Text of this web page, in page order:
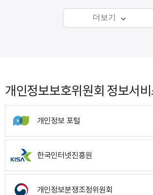
더보기
개인정보보호위원회 정보서
개인정보 포털
한국인터넷진흥원
개인정보분쟁조정위원회